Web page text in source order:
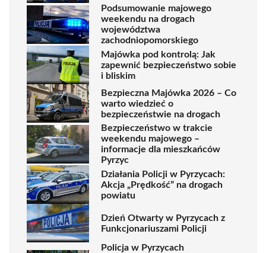
Podsumowanie majowego
weekendu na drogach
województwa
zachodniopomorskiego
Majówka pod kontrolą: Jak
zapewnić bezpieczeństwo sobie
i bliskim
Bezpieczna Majówka 2026 – Co
warto wiedzieć o
bezpieczeństwie na drogach
Bezpieczeństwo w trakcie
weekendu majowego –
informacje dla mieszkańców
Pyrzyc
Działania Policji w Pyrzycach:
Akcja „Prędkość” na drogach
powiatu
Dzień Otwarty w Pyrzycach z
Funkcjonariuszami Policji
Policja w Pyrzycach